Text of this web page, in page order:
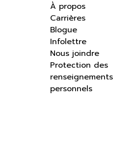
À propos
Carrières
Blogue
Infolettre
Nous joindre
Protection des
renseignements
personnels